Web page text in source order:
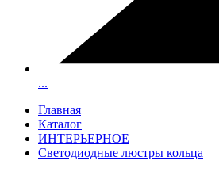
...
Главная
Каталог
ИНТЕРЬЕРНОЕ
Светодиодные люстры кольца